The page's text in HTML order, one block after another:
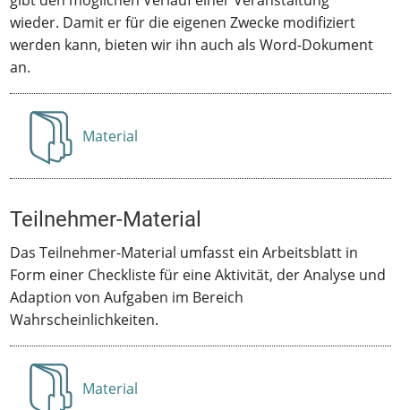
wieder. Damit er für die eigenen Zwecke modifiziert
werden kann, bieten wir ihn auch als Word-Dokument
an.
Anzeigen
Material
Teilnehmer-Material
Das Teilnehmer-Material umfasst ein Arbeitsblatt in
Form einer Checkliste für eine Aktivität, der Analyse und
Adaption von Aufgaben im Bereich
Wahrscheinlichkeiten.
Anzeigen
Material